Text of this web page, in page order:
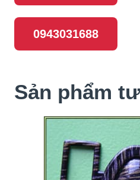
0943031688
Sản phẩm